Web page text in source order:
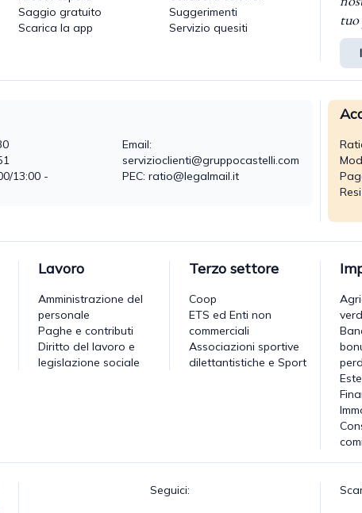
Saggio gratuito
Scarica la app
Suggerimenti
Servizio quesiti
13:00 -
Email:
servizioclienti@gruppocastelli.com
PEC: ratio@legalmail.it
Lavoro
Amministrazione del
personale
Paghe e contributi
Diritto del lavoro e
legislazione sociale
Terzo settore
Coop
ETS ed Enti non
commerciali
Associazioni sportive
dilettantistiche e Sport
Seguici: